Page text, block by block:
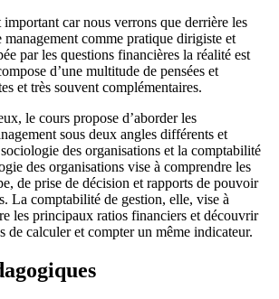
car nous verrons que derrière les
comme pratique dirigiste et
par les questions financières la réalité est
d’une multitude de pensées et
et très souvent complémentaires.
le cours propose d’aborder les
sous deux angles différents et
des organisations et la comptabilité
des organisations vise à comprendre les
de prise de décision et rapports de pouvoir
La comptabilité de gestion, elle, vise à
les principaux ratios financiers et découvrir
de calculer et compter un même indicateur.